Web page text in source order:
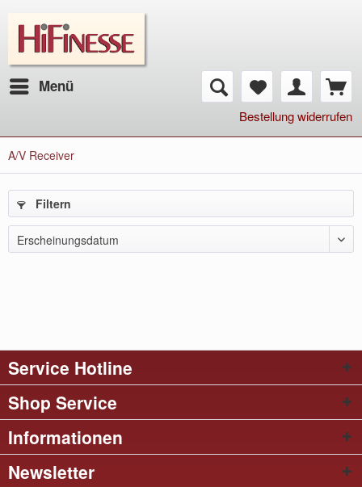
Menü
Bestellung widerrufen
A/V Receiver
Filtern
Erscheinungsdatum
Service Hotline
Shop Service
Informationen
Newsletter